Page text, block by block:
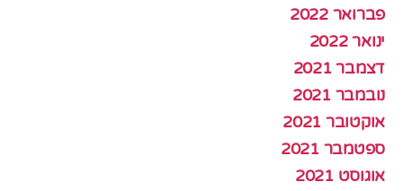
פברואר 2022
ינואר 2022
דצמבר 2021
נובמבר 2021
אוקטובר 2021
ספטמבר 2021
אוגוסט 2021